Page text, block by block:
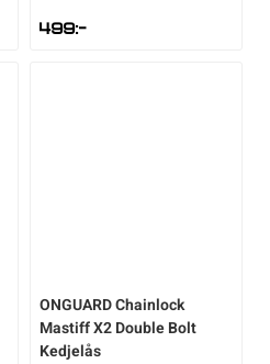
499:-
ONGUARDChainlock
Mastiff X2 Double Bolt
Kedjelås